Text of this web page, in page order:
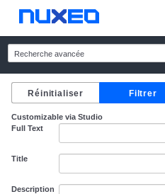
Recherche avancée
Customizable via Studio
Full Text
Title
Description